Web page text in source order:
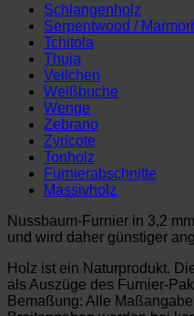
Schlangenholz
Serpentwood /
Tchitola
Thuja
Veilchen
Weißbuche
Wenge
Zebrano
Zyricote
Tonholz
Furnierabschnitte
Massivholz
Nussbaum-Furnier in 3,2
und wird daher günstiger
Holz ist ein Naturprodukt.
als Auszüge des Furnier-
Bemaßung: Alle